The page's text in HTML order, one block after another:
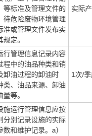
等标准及管理文件的
待危险废物环境管理
准或管理文件发布实
定。
实际
行管理信息记录内容
程中的油品种类和销
卸油过程的卸油时
类、油品来源、卸油
等。
1次/
施运行管理信息应按
分别记录设施的实际
数和维护记录。a）